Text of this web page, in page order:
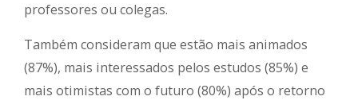
professores ou colegas.
Também consideram que estão mais animados
(87%), mais interessados pelos estudos (85%) e
mais otimistas com o futuro (80%) após o retorno